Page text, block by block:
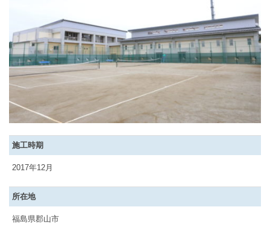
施工時期
2017年12月
所在地
福島県郡山市